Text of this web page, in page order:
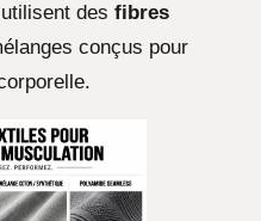
des fibres
conçus pour